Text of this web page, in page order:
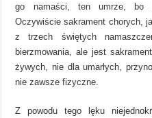
go namaści, ten umrze, bo
Oczywiście sakrament chorych,
z trzech świętych
bierzmowania, ale jest
żywych, nie dla umarłych,
nie zawsze fizyczne.
Z powodu tego lęku